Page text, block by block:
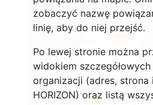
zobaczyć nazwę
linię, aby do niej przejść.
Po lewej stronie można
widokiem
organizacji (adres,
HORIZON) oraz listą
61
7778